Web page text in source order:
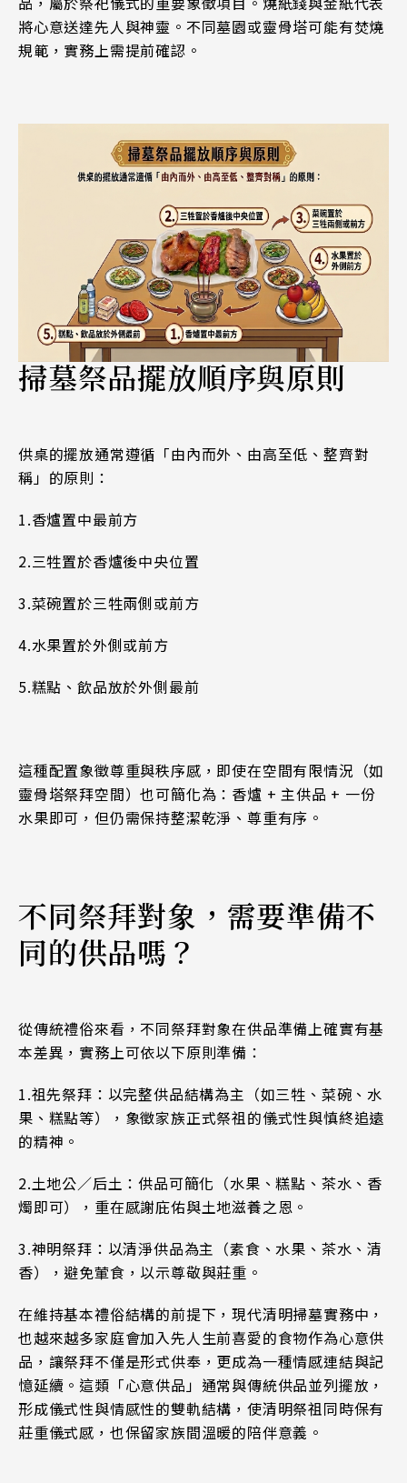
品，屬於祭祀儀式的重要象徵項目。燒紙錢與金紙代表
將心意送達先人與神靈。不同墓園或靈骨塔可能有焚燒
規範，實務上需提前確認。
掃墓祭品擺放順序與原則
供桌的擺放通常遵循「由內而外、由高至低、整齊對
稱」的原則：
1.香爐置中最前方
2. 三牲置於香爐後中央位置
3.菜碗置於三牲兩側或前方
4.水果置於外側或前方
5.糕點、飲品放於外側最前
這種配置象徵尊重與秩序感，即使在空間有限情況（如
靈骨塔祭拜空間）也可簡化為：香爐 + 主供品 + 一份
水果即可，但仍需保持整潔乾淨、尊重有序。
不同祭拜對象，需要準備不
同的供品嗎？
從傳統禮俗來看，不同祭拜對象在供品準備上確實有基
本差異，實務上可依以下原則準備：
1.祖先祭拜：以完整供品結構為主（如三牲、菜碗、水
果、糕點等），象徵家族正式祭祖的儀式性與慎終追遠
的精神。
2.土地公／后土：供品可簡化（水果、糕點、茶水、香
燭即可），重在感謝庇佑與土地滋養之恩。
3.神明祭拜：以清淨供品為主（素食、水果、茶水、清
香），避免葷食，以示尊敬與莊重。
在維持基本禮俗結構的前提下，現代清明掃墓實務中，
也越來越多家庭會加入先人生前喜愛的食物作為心意供
品，讓祭拜不僅是形式供奉，更成為一種情感連結與記
憶延續。這類「心意供品」通常與傳統供品並列擺放，
形成儀式性與情感性的雙軌結構，使清明祭祖同時保有
莊重儀式感，也保留家族間溫暖的陪伴意義。